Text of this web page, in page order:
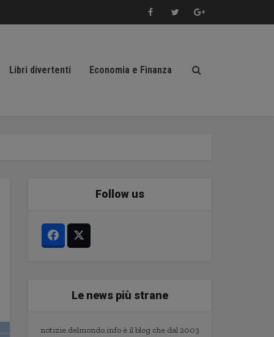
Libri divertenti Economia e Finanza
Follow us
Le news più strane
notizie.delmondo.info è il blog che dal 2003